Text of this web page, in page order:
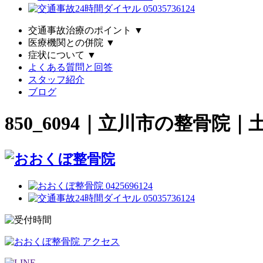
交通事故治療のポイント
▼
医療機関との併院 ▼
症状について ▼
よくある質問と回答
スタッフ紹介
ブログ
850_6094｜立川市の整骨院｜